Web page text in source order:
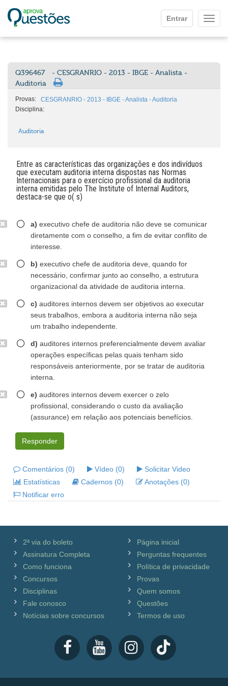
Entrar
Q396467
- CESGRANRIO - 2013 - IBGE - Analista -
Auditoria
Provas:
CESGRANRIO - 2013 - IBGE - Analista - Auditoria
Disciplina:
Auditoria
Entre as características das organizações e dos indivíduos
que executam auditoria interna dispostas nas Normas
Internacionais para o exercício profissional da auditoria
interna emitidas pelo The Institute of Internal Auditors,
destaca-se que o( s)
a) executivo chefe de auditoria não deve se comunicar
diretamente com o conselho, a fim de evitar conflito de
interesse.
b) executivo chefe de auditoria deve, quando for
necessário, confirmar junto ao conselho, a estrutura
organizacional da atividade de auditoria interna.
c) auditores internos devem ser objetivos ao executar
seus trabalhos, embora a auditoria interna não seja
um trabalho independente.
d) auditores internos preferencialmente devem avaliar
operações específicas pelas quais tenham sido
responsáveis anteriormente, por se tratar de auditoria
interna.
e) auditores internos devem exercer o zelo
profissional, considerando o custo da avaliação
(assurance) em relação aos potenciais benefícios.
Responder
Comentários (0) Vídeo (0)
Solicitar Video
Estatísticas
Cadernos (0)
Anotações (0)
Notificar erro
2ª via do boleto
Assinatura Completa
Como funciona
Concursos
Disciplinas
Fale conosco
Notícias sobre concursos
Página inicial
Perguntas frequentes
Política de privacidade
Provas
Quem somos
Questões
Termos de uso